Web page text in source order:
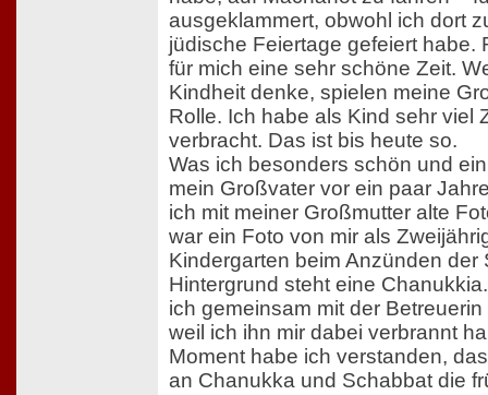
ausgeklammert, obwohl ich dort
jüdische Feiertage gefeiert habe.
für mich eine sehr schöne Zeit.
Kindheit denke, spielen meine
Rolle. Ich habe als Kind sehr viel
verbracht. Das ist bis heute so.
Was ich besonders schön und
mein Großvater vor ein paar
ich mit meiner Großmutter alte
war ein Foto von mir als
Kindergarten beim Anzünden der
Hintergrund steht eine
ich gemeinsam mit der
weil ich ihn mir dabei verbrannt
Moment habe ich verstanden,
an Chanukka und Schabbat die